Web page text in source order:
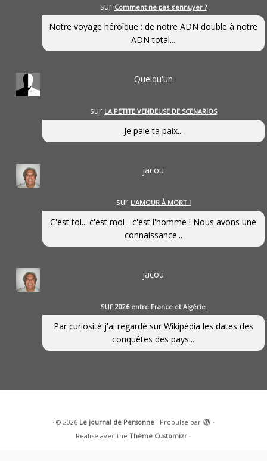
sur Comment ne pas s’ennuyer ?
Notre voyage héroîque : de notre ADN double à notre
ADN total...
Quelqu'un
sur LA PETITE VENDEUSE DE SCENARIOS
Je paie ta paix...
jacou
sur L’AMOUR À MORT !
C'est toi... c'est moi - c'est l'homme ! Nous avons une
connaissance...
jacou
sur2026 entre France et Algérie
Par curiosité j'ai regardé sur Wikipédia les dates des
conquêtes des pays...
· © 2026 Le journal de Personne· Propulsé par
·
Réalisé avec theThème Customizr ·